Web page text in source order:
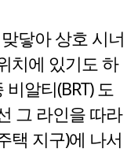
닿아 상호 시너
치에 있기도 하
알티(BRT) 도
그 라인을 따라
택 지구)에 나서